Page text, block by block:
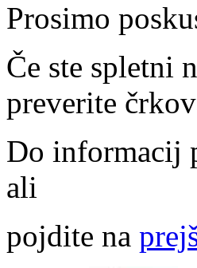
Prosimo
Če ste spletni
preverite
Do informacij
ali
pojdite na